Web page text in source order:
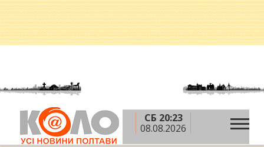
СБ 20:23
08.08.2026
Головна » Новини » Ситуація »Полтавський
злочинець ховався від правосуддя у курнику